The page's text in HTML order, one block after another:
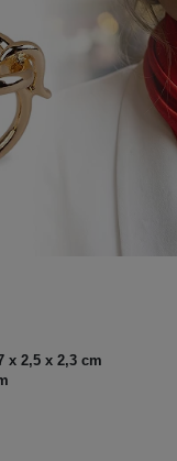
x 2,5 x 2,3 cm